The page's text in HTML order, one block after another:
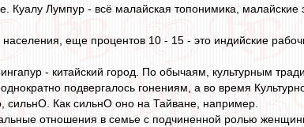
Куалу Лумпур - всё малайская топонимика,
еще процентов 10 - 15 - это индийские
- китайский город. По обычаям, культурным
подвергалось гонениям, а во время
сильнО. Как сильнО оно на Тайване, например.
отношения в семье с подчиненной ролью